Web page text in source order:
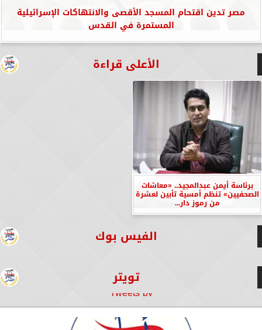
مصر تدين اقتحام المسجد الأقصى والانتهاكات الإسرائيلية
المستمرة في القدس
الأعلى قراءة
برئاسة أيمن عبدالمجيد.. «معاشات
الصحفيين» تنظم أمسية تأبين لعشرة
من رموز دار...
الفيس بوك
تويتر
Tweets by